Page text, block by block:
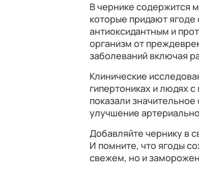
В чернике содержится
которые придают
антиоксидантным и
организм от
заболеваний включая
Клинические
гипертониках и людях
показали
улучшение
Добавляйте чернику в
И помните, что ягоды
свежем, но и